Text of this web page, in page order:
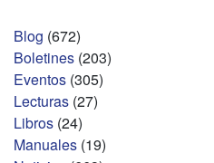
Blog (672)
Boletines (203)
Eventos (305)
Lecturas (27)
Libros (24)
Manuales (19)